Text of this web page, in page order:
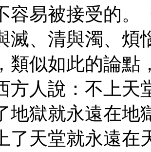
容易被接受的。
滅、清與濁、煩
類似如此的論點
方人說：不上天
地獄就永遠在地
了天堂就永遠在